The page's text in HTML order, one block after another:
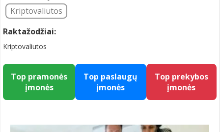
Kriptovaliutos
Raktažodžiai:
Kriptovaliutos
Top pramonės
įmonės
Top paslaugų
įmonės
Top prekybos
įmonės